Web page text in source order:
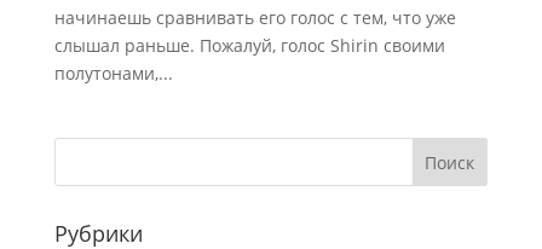
начинаешь сравнивать его голос с тем, что уже
слышал раньше. Пожалуй, голос Shirin своими
полутонами,...
Рубрики